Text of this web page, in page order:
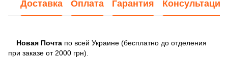
Доставка Оплата Гарантия Консультация
Новая Почта по всей Украине (бесплатно до отделения
при заказе от 2000 грн).